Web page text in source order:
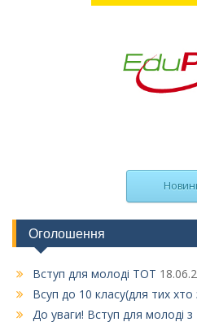
Оголошення
Вступ для молоді ТОТ
Всуп до 10 класу(для тих
До уваги! Вступ для молоді